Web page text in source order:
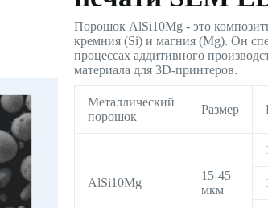
Порошок AlSi10Mg - это
кремния (Si) и магния (Mg). Он
процессах аддитивного
материала для 3D-принтеров.
Металлический
порошок
Размер
AlSi10Mg
15-45
мкм